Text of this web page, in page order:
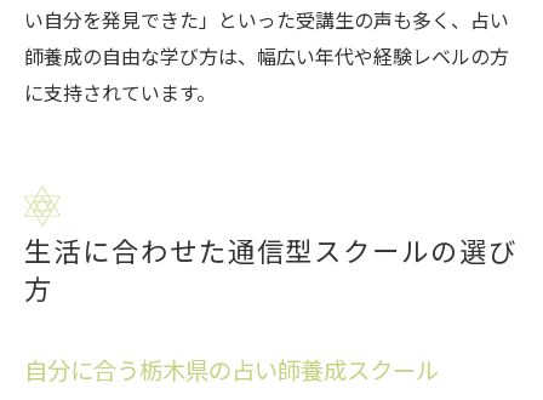
い自分を発見できた」といった受講生の声も多く、占い
師養成の自由な学び方は、幅広い年代や経験レベルの方
に支持されています。
生活に合わせた通信型スクールの選び
方
自分に合う栃木県の占い師養成スクール